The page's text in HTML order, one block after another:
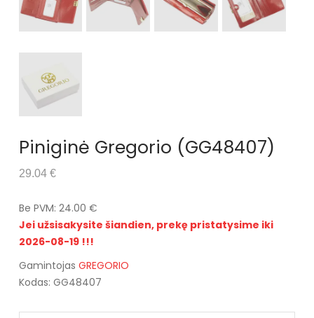
Piniginė Gregorio (GG48407)
29.04 €
Be PVM: 24.00 €
Jei užsisakysite šiandien, prekę pristatysime iki
2026-08-19 !!!
Gamintojas GREGORIO
Kodas: GG48407